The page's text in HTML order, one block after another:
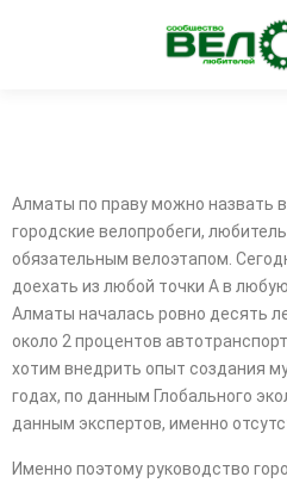
Алматы по праву можно назвать
городские велопробеги,
обязательным велоэтапом.
доехать из любой точки А в
Алматы началась ровно десять
около 2 процентов
хотим внедрить опыт создания
годах, по данным Глобального
данным экспертов, именно
Именно поэтому руководство